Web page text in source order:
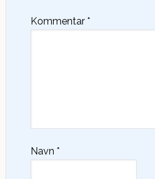
Kommentar *
Navn *